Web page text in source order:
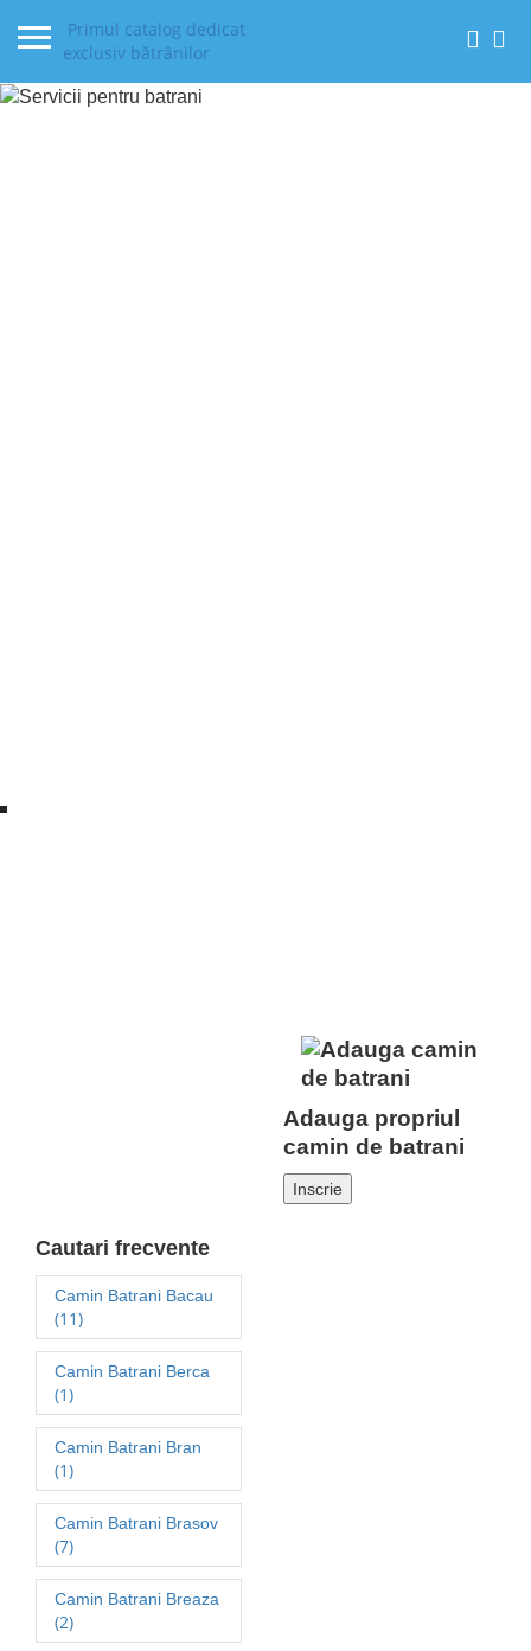
Primul catalog dedicat
exclusiv bătrânilor
Cautari frecvente
Camin Batrani Bacau
(11)
Camin Batrani Berca
(1)
Camin Batrani Bran
(1)
Camin Batrani Brasov
(7)
Camin Batrani Breaza
(2)
Adauga propriul
camin de batrani
Inscrie